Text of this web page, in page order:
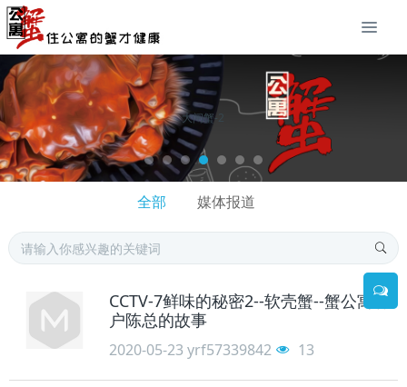
大闸蟹-2
全部 媒体报道
CCTV-7鲜味的秘密2--软壳蟹--蟹公寓客
户陈总的故事
2020-05-23 yrf57339842 13